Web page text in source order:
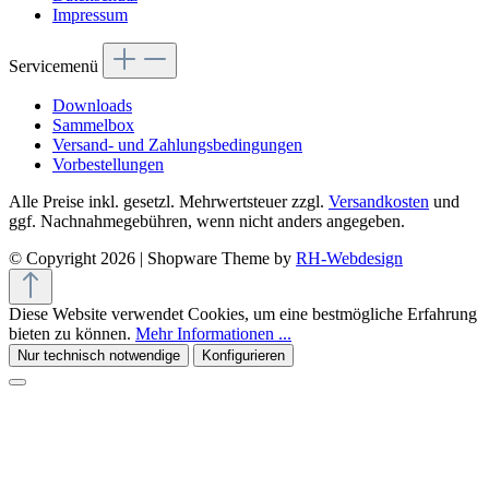
Impressum
Servicemenü
Downloads
Sammelbox
Versand- und Zahlungsbedingungen
Vorbestellungen
Alle Preise inkl. gesetzl. Mehrwertsteuer zzgl. Versandkosten und
ggf. Nachnahmegebühren, wenn nicht anders angegeben.
© Copyright 2026 | Shopware Theme by RH-Webdesign
Diese Website verwendet Cookies, um eine bestmögliche Erfahrung
bieten zu können. Mehr Informationen ...
Nur technisch notwendige Konfigurieren